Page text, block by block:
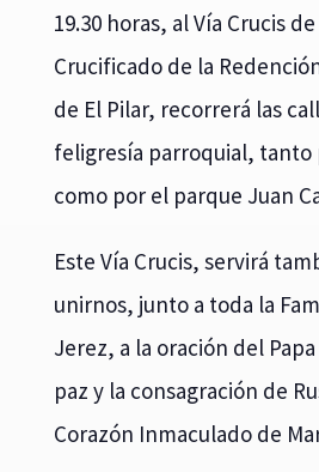
19.30 horas, al Vía Crucis
Crucificado de la
de El Pilar, recorrerá las
feligresía parroquial, tanto
como por el parque Juan
Este Vía Crucis, servirá
unirnos, junto a toda la
Jerez, a la oración del
paz y la consagración de
Corazón Inmaculado de